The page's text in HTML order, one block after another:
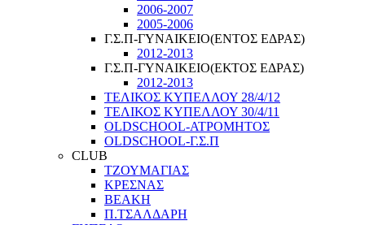
2006-2007
2005-2006
Γ.Σ.Π-ΓΥΝΑΙΚΕΙΟ(ΕΝΤΟΣ ΕΔΡΑΣ)
2012-2013
Γ.Σ.Π-ΓΥΝΑΙΚΕΙΟ(ΕΚΤΟΣ ΕΔΡΑΣ)
2012-2013
ΤΕΛΙΚΟΣ ΚΥΠΕΛΛΟΥ 28/4/12
ΤΕΛΙΚΟΣ ΚΥΠΕΛΛΟΥ 30/4/11
OLDSCHOOL-ΑΤΡΟΜΗΤΟΣ
OLDSCHOOL-Γ.Σ.Π
CLUB
ΤΖΟΥΜΑΓΙΑΣ
ΚΡΕΣΝΑΣ
ΒΕΑΚΗ
Π.ΤΣΑΛΔΑΡΗ